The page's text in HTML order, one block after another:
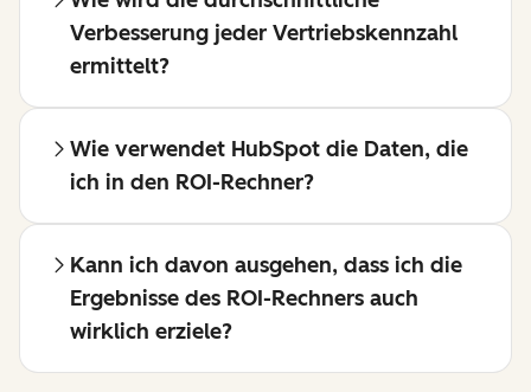
Verbesserung jeder Vertriebskennzahl
ermittelt?
Wie verwendet HubSpot die Daten, die
ich in den ROI-Rechner?
Kann ich davon ausgehen, dass ich die
Ergebnisse des ROI-Rechners auch
wirklich erziele?